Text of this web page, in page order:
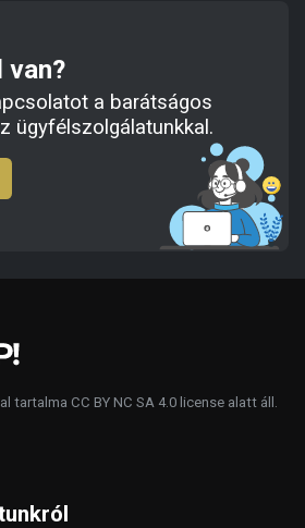
van?
a barátságos
ügyfélszolgálatunkkal.
tartalma CC BY NC SA 4.0 license alatt áll.